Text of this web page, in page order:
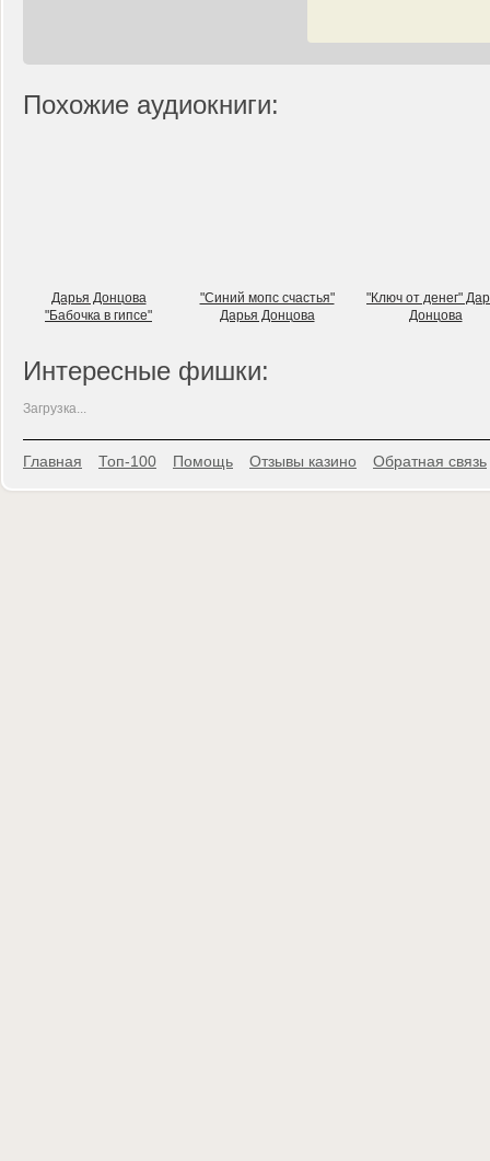
Похожие аудиокниги:
Дарья Донцова
"Бабочка в гипсе"
"Синий мопс счастья"
Дарья Донцова
"Ключ от денег"
Донцова
Интересные фишки:
Загрузка...
Главная Топ-100 Помощь Отзывы казино Обратная связь